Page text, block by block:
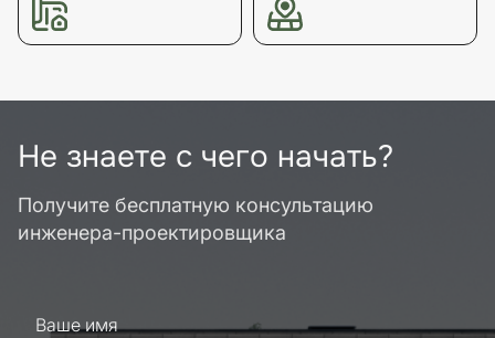
Не знаете с чего начать?
Получите бесплатную консультацию
инженера-проектировщика
Ваше имя